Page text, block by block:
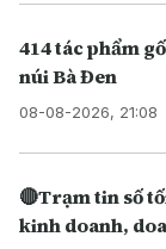
414 tác phẩm
núi Bà Đen
08-08-2026, 21:08
🔴Trạm tin số
kinh doanh,